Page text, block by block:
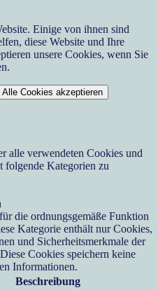
Einige von ihnen sind
diese Website und Ihre
unsere Cookies, wenn Sie
Alle Cookies akzeptieren
alle verwendeten Cookies und
folgende Kategorien zu
die ordnungsgemäße Funktion
Kategorie enthält nur Cookies,
und Sicherheitsmerkmale der
Cookies speichern keine
Informationen.
Beschreibung